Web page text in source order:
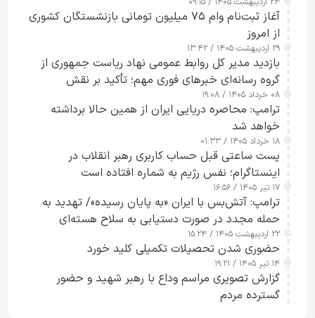
کامل مردم تا ۲۴ ساعت آینده
آغاز ثبت‌نام وام ۷۵ میلیون تومانی بازنشستگان کشوری
از امروز
۲۹ اردیبهشت ۱۴۰۵ / ۱۳:۴۲
بازدید مدیر کل روابط عمومی نهاد ریاست جمهوری از
گروه رسانه‌ای خبرهای فوری مهم؛ تأکید بر نقش
رسانه‌های هوشمند و مسئول در ارتقای آگاهی عمومی
۰۸ خرداد ۱۴۰۵ / ۱۹:۰۸
ترامپ: محاصره دریایی ایران از همین حالا برداشته
خواهد شد
۱۸ خرداد ۱۴۰۵ / ۰۱:۳۳
پست ساعتی قبل حساب کاربری رهبر انقلاب در
اینستاگرام؛ نفس رژیم به شماره افتاده است​
۱۷ تیر ۱۴۰۵ / ۱۶:۵۶
ترامپ: آتش‌بس با ایران «به پایان رسیده»/ تهدید به
حمله مجدد در صورت دستیابی به سلاح هسته‌ای
۲۲ اردیبهشت ۱۴۰۵ / ۱۵:۲۴
حضوری شدن تحصیلات تکمیلی کلید خورد
۱۴ تیر ۱۴۰۵ / ۱۹:۲۱
گزارش تصویری مراسم وداع با رهبر شهید و حضور
گسترده مردم